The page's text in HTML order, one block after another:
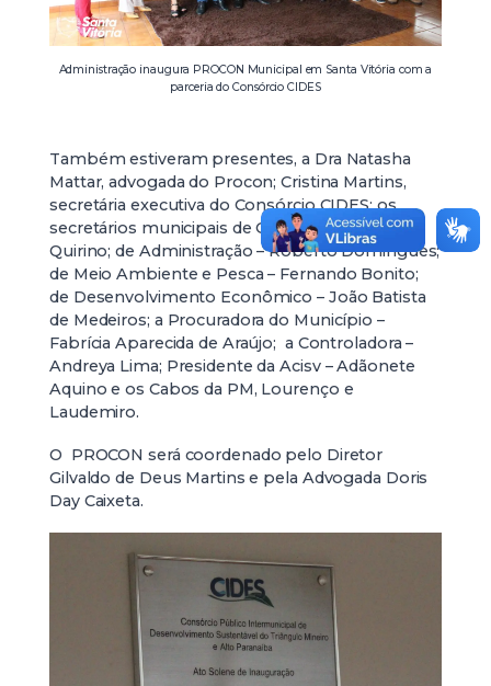
Administração inaugura PROCON Municipal em Santa Vitória com a
parceria do Consórcio CIDES
Também estiveram presentes, a Dra Natasha
Mattar, advogada do Procon; Cristina Martins,
secretária executiva do Consórcio CIDES; os
secretários municipais de Governo – Marcio
Quirino; de Administração – Roberto Domingues;
de Meio Ambiente e Pesca – Fernando Bonito;
de Desenvolvimento Econômico – João Batista
de Medeiros; a Procuradora do Município –
Fabrícia Aparecida de Araújo; a Controladora –
Andreya Lima; Presidente da Acisv – Adãonete
Aquino e os Cabos da PM, Lourenço e
Laudemiro.
O PROCON será coordenado pelo Diretor
Gilvaldo de Deus Martins e pela Advogada Doris
Day Caixeta.